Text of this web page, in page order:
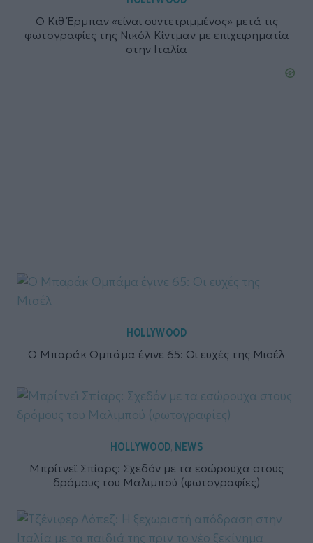
Ο Κιθ Έρμπαν «είναι συντετριμμένος» μετά τις
φωτογραφίες της Νικόλ Κίντμαν με επιχειρηματία
στην Ιταλία
HOLLYWOOD
Ο Μπαράκ Ομπάμα έγινε 65: Οι ευχές της Μισέλ
HOLLYWOOD, NEWS
Μπρίτνεϊ Σπίαρς: Σχεδόν με τα εσώρουχα στους
δρόμους του Μαλιμπού (φωτογραφίες)